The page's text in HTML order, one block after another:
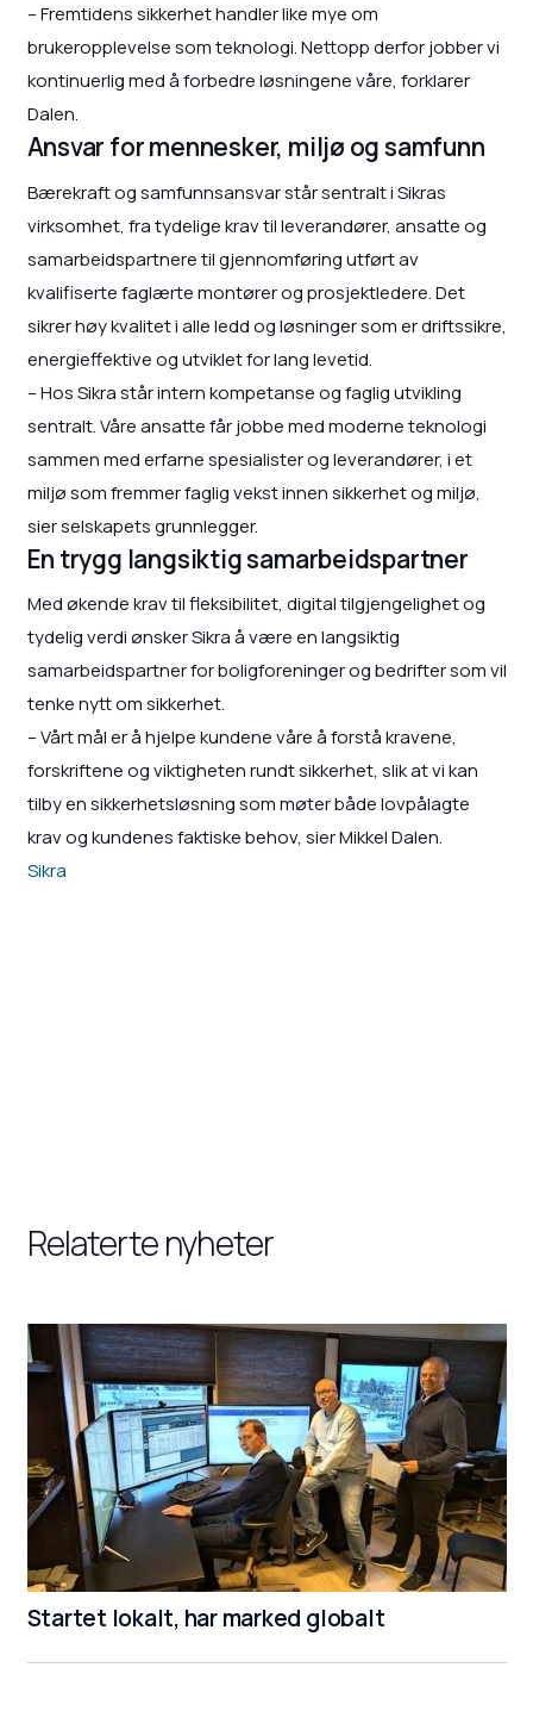
– Fremtidens sikkerhet handler like mye om
brukeropplevelse som teknologi. Nettopp derfor jobber vi
kontinuerlig med å forbedre løsningene våre, forklarer
Dalen.
Ansvar for mennesker, miljø og samfunn
Bærekraft og samfunnsansvar står sentralt i Sikras
virksomhet, fra tydelige krav til leverandører, ansatte og
samarbeidspartnere til gjennomføring utført av
kvalifiserte faglærte montører og prosjektledere. Det
sikrer høy kvalitet i alle ledd og løsninger som er driftssikre,
energieffektive og utviklet for lang levetid.
– Hos Sikra står intern kompetanse og faglig utvikling
sentralt. Våre ansatte får jobbe med moderne teknologi
sammen med erfarne spesialister og leverandører, i et
miljø som fremmer faglig vekst innen sikkerhet og miljø,
sier selskapets grunnlegger.
En trygg langsiktig samarbeidspartner
Med økende krav til fleksibilitet, digital tilgjengelighet og
tydelig verdi ønsker Sikra å være en langsiktig
samarbeidspartner for boligforeninger og bedrifter som vil
tenke nytt om sikkerhet.
– Vårt mål er å hjelpe kundene våre å forstå kravene,
forskriftene og viktigheten rundt sikkerhet, slik at vi kan
tilby en sikkerhetsløsning som møter både lovpålagte
krav og kundenes faktiske behov, sier Mikkel Dalen.
Sikra
Relaterte nyheter
Startet lokalt, har marked globalt